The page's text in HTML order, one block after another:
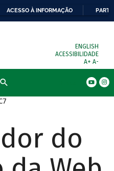
ACESSO À INFORMAÇÃO
ENGLISH
ACESSIBILIDADE
A+ A-
do